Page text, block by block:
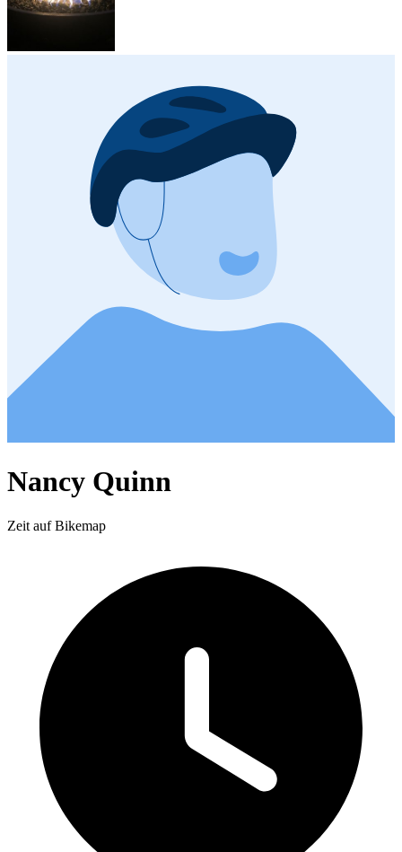
Nancy Quinn
Zeit auf Bikemap